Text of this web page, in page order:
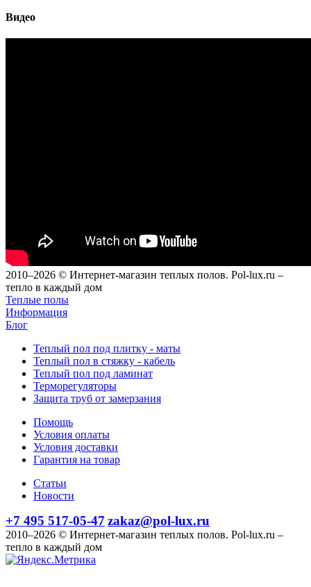
Видео
2010–2026 © Интернет-магазин теплых полов. Pol-lux.ru –
тепло в каждый дом
Теплые полы
Информация
Блог
Теплый пол под плитку - маты
Теплый пол в стяжку - кабель
Теплый пол под ламинат
Терморегуляторы
Защита труб от замерзания
Помощь
Условия оплаты
Условия доставки
Гарантия на товар
Статьи
Новости
+7 495 517-05-47 zakaz@pol-lux.ru
2010–2026 © Интернет-магазин теплых полов. Pol-lux.ru –
тепло в каждый дом